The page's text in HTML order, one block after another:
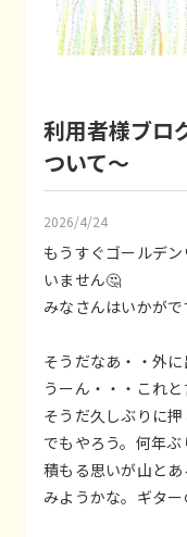
利用者様ブロ
ついて～
2026/4/24
もうすぐゴールデ
いません🤔
みなさんはいかがで
そうだなあ・・外
うーん・・・これ
そうだ久しぶりに
でもやろう。何年ぶ
積もる思いが山と
みようかな。ギタ